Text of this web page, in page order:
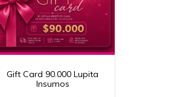
Gift Card 90.000 Lupita
Insumos